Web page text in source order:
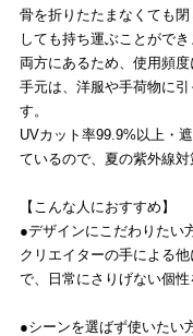
骨を折りたたまなくても
しても持ち運ぶことがで
両方にあるため、使用頻度
手元は、洋服や手荷物に
す。
UVカット率99.9%以上・
ているので、夏の紫外線対
【こんな人におすすめ】
●デザインにこだわりたい
クリエイターの手による
で、日常にさりげない個性
●シーンを選ばず使いたい